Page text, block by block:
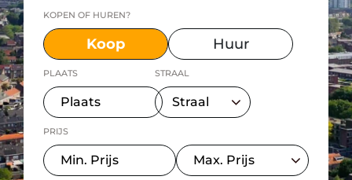
KOPEN OF HUREN?
Koop Huur
PLAATS STRAAL
PRIJS